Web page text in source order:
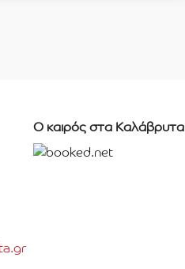
Ο καιρός στα Καλάβρυτα